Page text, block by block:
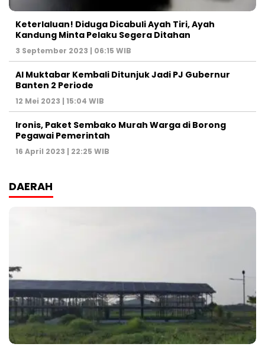
Keterlaluan! Diduga Dicabuli Ayah Tiri, Ayah
Kandung Minta Pelaku Segera Ditahan
3 September 2023 | 06:15 WIB
Al Muktabar Kembali Ditunjuk Jadi PJ Gubernur
Banten 2 Periode
12 Mei 2023 | 15:04 WIB
Ironis, Paket Sembako Murah Warga di Borong
Pegawai Pemerintah
16 April 2023 | 22:25 WIB
DAERAH